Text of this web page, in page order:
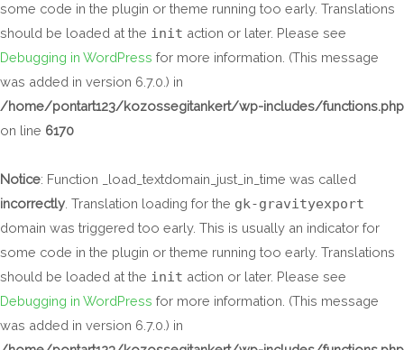
some code in the plugin or theme running too early. Translations
should be loaded at the init action or later. Please see
Debugging in WordPress for more information. (This message
was added in version 6.7.0.) in
/home/pontart123/kozossegitankert/wp-includes/functions.php
on line 6170
Notice: Function _load_textdomain_just_in_time was called
incorrectly . Translation loading for the gk-gravityexport
domain was triggered too early. This is usually an indicator for
some code in the plugin or theme running too early. Translations
should be loaded at the init action or later. Please see
Debugging in WordPress for more information. (This message
was added in version 6.7.0.) in